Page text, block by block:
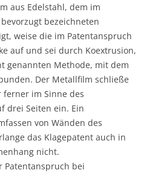
aus Edelstahl, dem im
bezeichneten
weise die im Patentanspruch
auf und sei durch Koextrusion,
genannten Methode, mit dem
Der Metallfilm schließe
ferner im Sinne des
drei Seiten ein. Ein
von Wänden des
das Klagepatent auch in
nicht.
Patentanspruch bei